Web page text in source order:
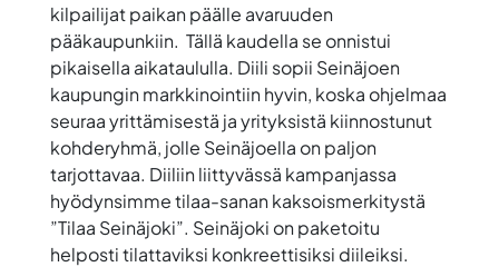
kilpailijat paikan päälle avaruuden
pääkaupunkiin. Tällä kaudella se onnistui
pikaisella aikataululla. Diili sopii Seinäjoen
kaupungin markkinointiin hyvin, koska ohjelmaa
seuraa yrittämisestä ja yrityksistä kiinnostunut
kohderyhmä, jolle Seinäjoella on paljon
tarjottavaa. Diiliin liittyvässä kampanjassa
hyödynsimme tilaa-sanan kaksoismerkitystä
”Tilaa Seinäjoki”. Seinäjoki on paketoitu
helposti tilattaviksi konkreettisiksi diileiksi.